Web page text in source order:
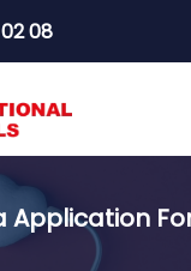
08
Application